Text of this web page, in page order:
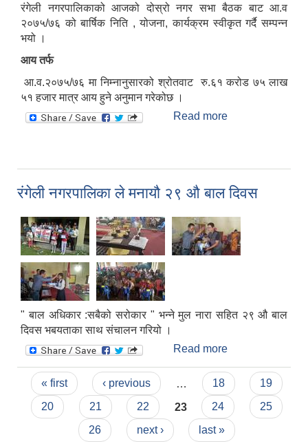
रंगेली नगरपालिकाको आजको दोस्रो नगर सभा बैठक बाट आ.व
२०७५/७६ को बार्षिक निति , योजना, कार्यक्रम स्वीकृत गर्दै सम्पन्न
भयो ।
आय तर्फ
आ.व.२०७५/७६ मा निम्नानुसारको श्रोतवाट रु.६१ करोड ७५ लाख
५१ हजार मात्र आय हुने अनुमान गरेकोछ ।
Read more
बार्षिक निति ,
भयो ।
रंगेली नगरपालिका ले मनायौ २९ औ बाल दिवस
" बाल अधिकार :सबैको सरोकार " भन्ने मुल नारा सहित २९ औ बाल
दिवस भबयताका साथ संचालन गरियो ।
Read more
मनायौ २९ औ बाल
दिवस
Pages
« first ‹ previous 18
19
20
21 22 23 24
25
26
next › last »